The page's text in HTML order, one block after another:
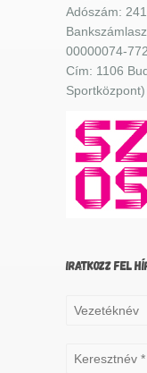
Adószám:
00000074-
Cím: 1106
Sportközpont)
IRATKOZZ FEL